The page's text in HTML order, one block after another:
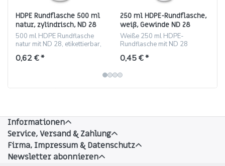
HDPE Rundflasche 500 ml
natur, zylindrisch, ND 28
500 ml HDPE Rundflasche
natur mit ND 28, etikettierbar,
0,62 € *
250 ml HDPE-Rundflasche,
weiß, Gewinde ND 28
(zylindrisch)
Weiße 250 ml HDPE-
Rundflasche mit ND 28
0,45 € *
Informationen
Service, Versand & Zahlung
Firma, Impressum & Datenschutz
Newsletter abonnieren